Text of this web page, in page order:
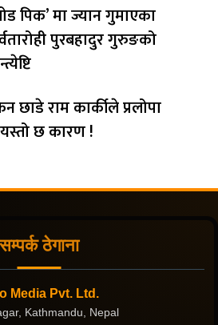
पिक’ मा ज्यान गुमाएका
पुरबहादुर गुरुङको
छाडे राम कार्कीले प्रलोपा
छ कारण !
सम्पर्क ठेगाना
Media Pvt. Ltd.
Kathmandu, Nepal